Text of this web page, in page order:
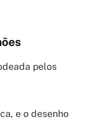
pelos
e o desenho